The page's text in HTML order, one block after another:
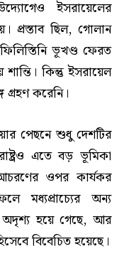
ইসরায়েলের
প্রস্তাব ছিল, গোলান
ভূখণ্ড ফেরত
শান্তি। কিন্তু ইসরায়েল
করেনি।
পেছনে শুধু দেশটির
এতে বড় ভূমিকা
ওপর কার্যকর
মধ্যপ্রাচ্যের অন্য
অদৃশ্য হয়ে গেছে, আর
বিবেচিত হয়েছে।